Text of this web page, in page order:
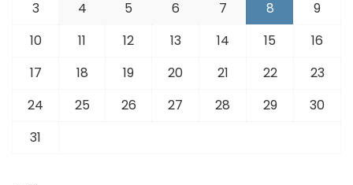
3
4 5 6 7 8
9
10
11 12 13 14 15
16
17
18 19 20 21 22
23
24
25 26 27 28 29
30
31